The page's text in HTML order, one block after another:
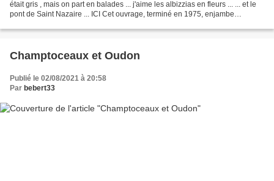
était gris , mais on part en balades ... j'aime les albizzias en fleurs ... ... et le
pont de Saint Nazaire ... ICI Cet ouvrage, terminé en 1975, enjambe
Champtoceaux et Oudon
Publié le 02/08/2021 à 20:58
Par bebert33